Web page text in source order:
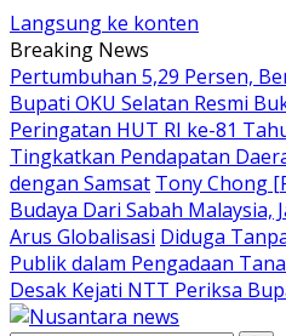
Langsung ke konten
Breaking News
Pertumbuhan 5,29 Persen,
Bupati OKU Selatan Resmi
Peringatan HUT RI ke-81
Tingkatkan Pendapatan
dengan Samsat Tony Chong
Budaya Dari Sabah Malaysia,
Arus Globalisasi Diduga
Publik dalam Pengadaan
Desak Kejati NTT Periksa